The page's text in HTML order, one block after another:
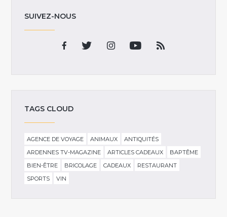
SUIVEZ-NOUS
TAGS CLOUD
AGENCE DE VOYAGE ANIMAUX
ANTIQUITÉS
ARDENNES TV-MAGAZINE
ARTICLES CADEAUX
BAPTÊME
BIEN-ÊTRE
BRICOLAGE CADEAUX
RESTAURANT
SPORTS
VIN